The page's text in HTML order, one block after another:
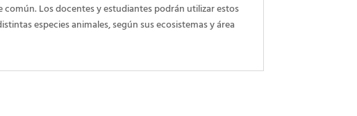
Los docentes y estudiantes podrán utilizar estos
especies animales, según sus ecosistemas y área